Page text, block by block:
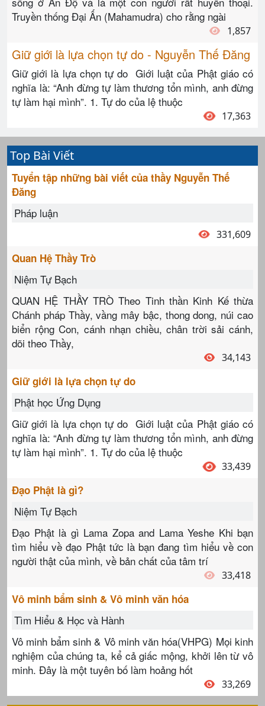
Truyền thống Đại Ấn (Mahamudra) cho rằng ngài
1,857
Giữ giới là lựa chọn tự do - Nguyễn Thế Đăng
Giữ giới là lựa chọn tự do Giới luật của Phật giáo có
nghĩa là: “Anh đừng tự làm thương tổn mình, anh đừng
tự làm hại mình”. 1. Tự do của lệ thuộc
17,363
Top Bài Viết
Tuyển tập những bài viết của thầy Nguyễn Thế
Đăng
Pháp luận
331,609
Quan Hệ Thầy Trò
Niệm Tự Bạch
QUAN HỆ THẦY TRÒ Theo Tinh thần Kinh Kế thừa
Chánh pháp Thầy, vầng mây bậc, thong dong, núi cao
biển rộng Con, cánh nhạn chiều, chân trời sải cánh,
dõi theo Thầy,
34,143
Giữ giới là lựa chọn tự do
Phật học Ứng Dụng
Giữ giới là lựa chọn tự do Giới luật của Phật giáo có
nghĩa là: “Anh đừng tự làm thương tổn mình, anh đừng
tự làm hại mình”. 1. Tự do của lệ thuộc
33,439
Đạo Phật là gì?
Niệm Tự Bạch
Đạo Phật là gì Lama Zopa and Lama Yeshe Khi bạn
tìm hiểu về đạo Phật tức là bạn đang tìm hiểu về con
người thật của mình, về bản chất của tâm trí
33,418
Vô minh bẩm sinh & Vô minh văn hóa
Tìm Hiểu & Học và Hành
Vô minh bẩm sinh & Vô minh văn hóa(VHPG) Mọi kinh
nghiệm của chúng ta, kể cả giấc mộng, khởi lên từ vô
minh. Đây là một tuyên bố làm hoảng hốt
33,269